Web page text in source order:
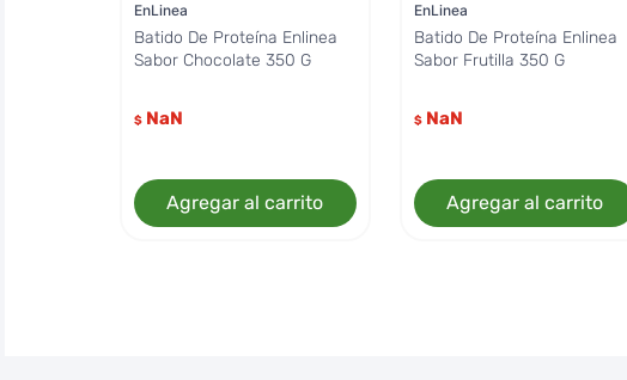
EnLinea
Batido De Proteína Enlinea
Sabor Chocolate 350 G
$ NaN
Agregar al carrito
EnLinea
Batido De Proteína Enlinea
Sabor Frutilla 350 G
$ NaN
Agregar al carrito